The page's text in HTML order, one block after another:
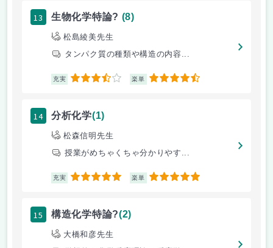
13 生物化学特論? (8)
松島綾美先生
タンパク質の種類や構造の内容...
充実 3.5 楽単 4.5
14 分析化学(1)
松森信明先生
授業がめちゃくちゃ分かりやす...
充実 5 楽単 5
15 構造化学特論?(2)
大橋和彦先生